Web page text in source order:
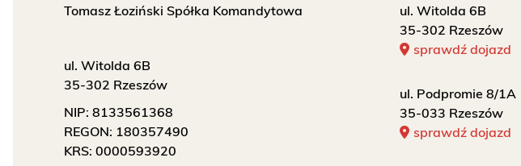
Bezpłatne badania laboratoryjne
przez cały okres trwania ciąży
Tomasz Łoziński Spółka Komandytowa
ul. Witolda 6B
35-302 Rzeszów
NIP: 8133561368
REGON: 180357490
KRS: 0000593920
ul. Witolda 6B
35-302 Rzeszów
sprawdź dojazd
ul. Podpromie 8/1A
35-033 Rzeszów
sprawdź dojazd